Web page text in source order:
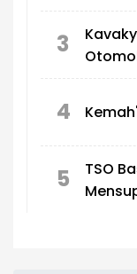
3
4
5
TSO